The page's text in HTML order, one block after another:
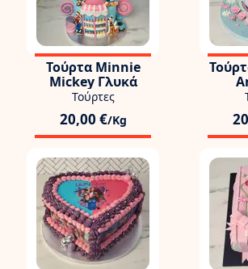
Τούρτα Minnie
Mickey Γλυκά
Τούρτες
20,00 €/Kg